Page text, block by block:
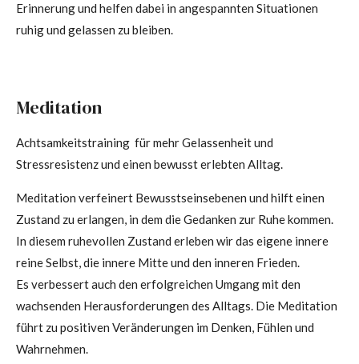
Erinnerung und helfen dabei in angespannten Situationen
ruhig und gelassen zu bleiben.
Meditation
Achtsamkeitstraining für mehr Gelassenheit und
Stressresistenz und einen bewusst erlebten Alltag.
Meditation verfeinert Bewusstseinsebenen und hilft einen
Zustand zu erlangen, in dem die Gedanken zur Ruhe kommen.
In diesem ruhevollen Zustand erleben wir das eigene innere
reine Selbst, die innere Mitte und den inneren Frieden.
Es verbessert auch den erfolgreichen Umgang mit den
wachsenden Herausforderungen des Alltags. Die Meditation
führt zu positiven Veränderungen im Denken, Fühlen und
Wahrnehmen.​